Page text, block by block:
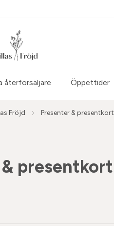
återförsäljare Öppettider
Fröjd Presenter & presentkort
presentkort